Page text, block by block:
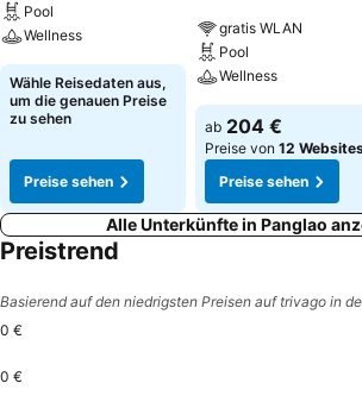
Pool
Wellness
Wähle Reisedaten aus,
um die genauen Preise
zu sehen
Preise sehen
gratis WLAN
Pool
Wellness
ab 204 €
Preise von 12
Preise sehen
Alle Unterkünfte in Panglao
Preistrend
Basierend auf den niedrigsten Preisen auf trivago in
0 €
0 €